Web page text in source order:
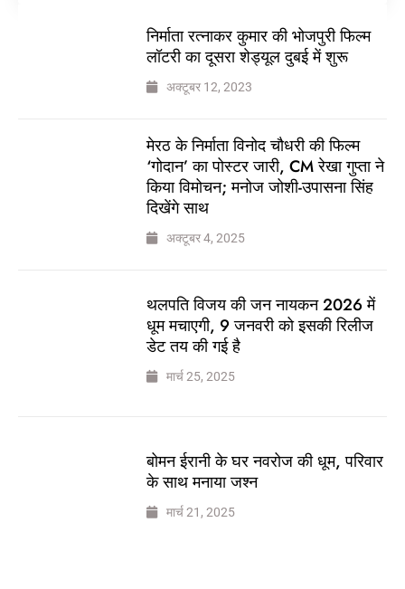
निर्माता रत्नाकर कुमार की भोजपुरी फिल्म
लॉटरी का दूसरा शेड्यूल दुबई में शुरू
अक्टूबर 12, 2023
मेरठ के निर्माता विनोद चौधरी की फिल्म
‘गोदान’ का पोस्टर जारी, CM रेखा गुप्ता ने
किया विमोचन; मनोज जोशी-उपासना सिंह
दिखेंगे साथ
अक्टूबर 4, 2025
थलपति विजय की जन नायकन 2026 में
धूम मचाएगी, 9 जनवरी को इसकी रिलीज
डेट तय की गई है
मार्च 25, 2025
बोमन ईरानी के घर नवरोज की धूम, परिवार
के साथ मनाया जश्न
मार्च 21, 2025